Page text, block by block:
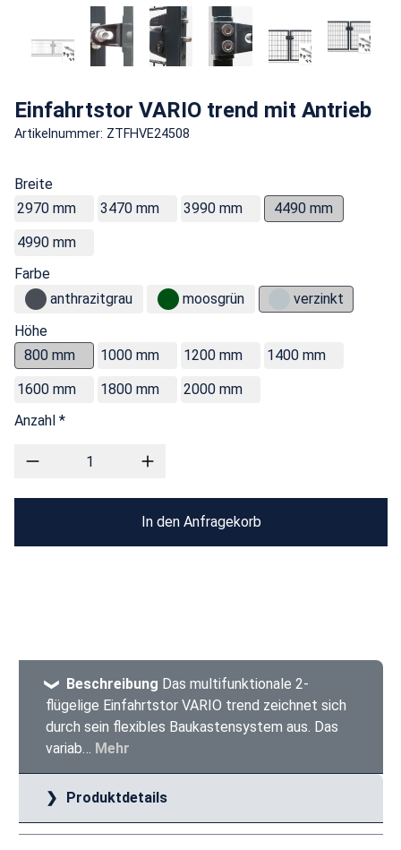
Einfahrtstor VARIO trend mit Antrieb
Artikelnummer: ZTFHVE24508
Breite
2970 mm
3470 mm 3990 mm
4490 mm
4990 mm
Farbe
anthrazitgrau
moosgrün
verzinkt
Höhe
800 mm
1000 mm 1200 mm
1400 mm
1600 mm
1800 mm
2000 mm
Anzahl *
In den Anfragekorb
Beschreibung Das multifunktionale 2-
flügelige Einfahrtstor VARIO trend zeichnet sich
durch sein flexibles Baukastensystem aus. Das
variab… Mehr
Produktdetails